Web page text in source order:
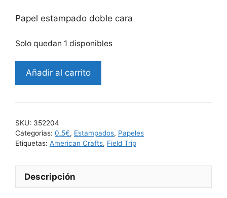
Papel estampado doble cara
Solo quedan 1 disponibles
Añadir al carrito
SKU: 352204
Categorías: 0_5€, Estampados, Papeles
Etiquetas: American Crafts, Field Trip
Descripción